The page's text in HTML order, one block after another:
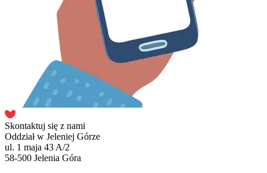
Skontaktuj się z nami
Oddział w Jeleniej Górze
ul. 1 maja 43 A/2
58-500 Jelenia Góra